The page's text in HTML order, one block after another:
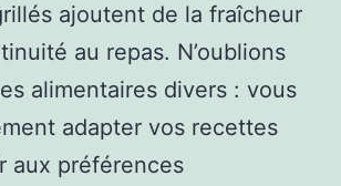
ajoutent de la fraîcheur
au repas. N’oublions
alimentaires divers : vous
adapter vos recettes
aux préférences